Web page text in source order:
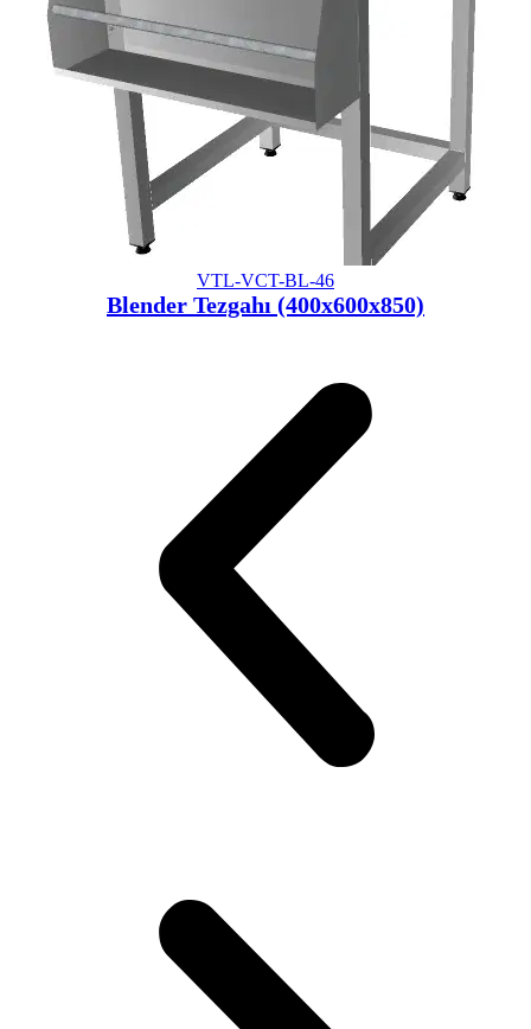
VTL-VCT-BL-46
Blender Tezgahı (400x600x850)